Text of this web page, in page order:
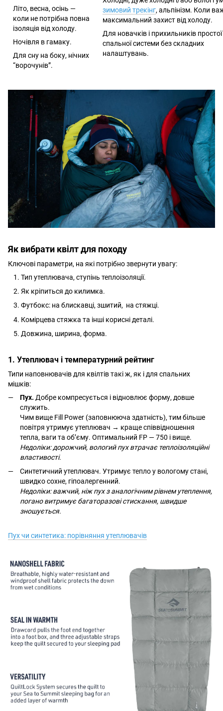
Літо, весна, осінь —
коли не потрібна повна
ізоляція від холоду.
Ночівля в гамаку.
Для сну на боку, нічних
“ворочунів”.
зимовий трекінг, альпінізм. Коли
максимальний захист від холоду.
Для новачків і прихильників простої
спальної системи без складних
налаштувань.
Як вибрати квілт для походу
Ключові параметри, на які потрібно звернути увагу:
Тип утеплювача, ступінь теплоізоляції.
Як кріпиться до килимка.
Футбокс: на блискавці, зшитий, на стяжці.
Комірцева стяжка та інші корисні деталі.
Довжина, ширина, форма.
1. Утеплювач і температурний рейтинг
Типи наповнювачів для квілтів такі ж, як і для спальних
мішків:
Пух. Добре компресується і відновлює форму, довше
служить.
Чим вище Fill Power (заповнююча здатність), тим більше
повітря утримує утеплювач → краще співвідношення
тепла, ваги та об’єму. Оптимальний FP — 750 і вище.
Недоліки: дорожчий, вологий пух втрачає теплоізоляційні
властивості.
Синтетичний утеплювач. Утримує тепло у вологому стані,
швидко сохне, гіпоалергенний.
Недоліки: важчий, ніж пух з аналогічним рівнем утеплення,
погано витримує багаторазові стискання, швидше
зношується.
Пух чи синтетика: порівняння утеплювачів